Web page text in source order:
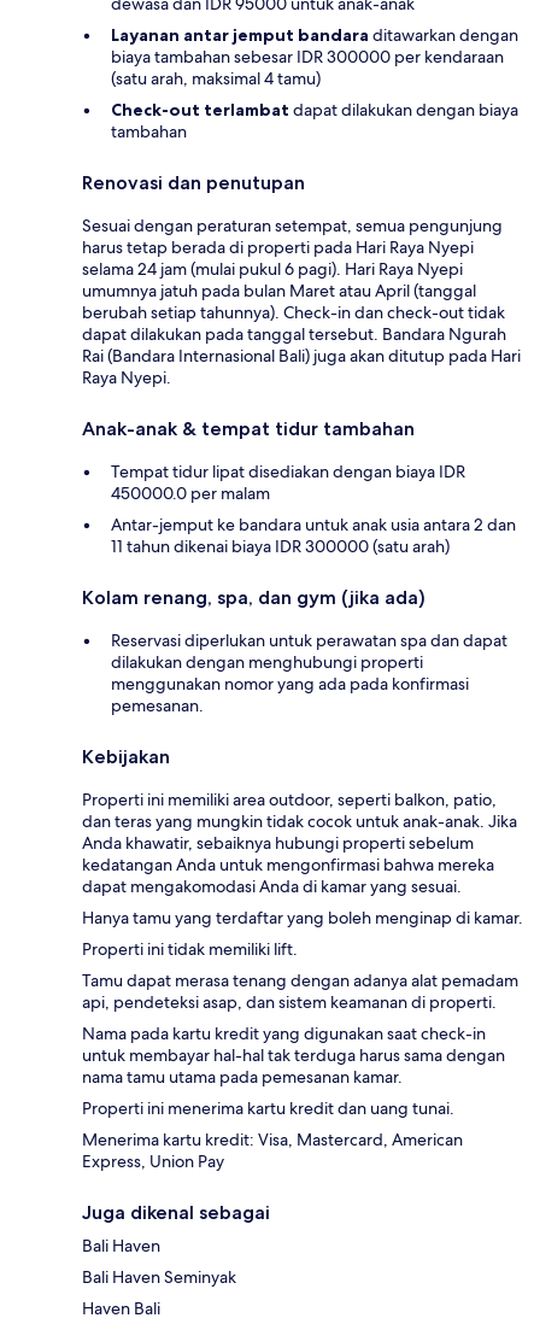
Layanan antar jemput bandara ditawarkan dengan
biaya tambahan sebesar IDR 300000 per kendaraan
(satu arah, maksimal 4 tamu)
Check-out terlambat dapat dilakukan dengan biaya
tambahan
Renovasi dan penutupan
Sesuai dengan peraturan setempat, semua pengunjung
harus tetap berada di properti pada Hari Raya Nyepi
selama 24 jam (mulai pukul 6 pagi). Hari Raya Nyepi
umumnya jatuh pada bulan Maret atau April (tanggal
berubah setiap tahunnya). Check-in dan check-out tidak
dapat dilakukan pada tanggal tersebut. Bandara Ngurah
Rai (Bandara Internasional Bali) juga akan ditutup pada Hari
Raya Nyepi.
Anak-anak & tempat tidur tambahan
Tempat tidur lipat disediakan dengan biaya IDR
450000.0 per malam
Antar-jemput ke bandara untuk anak usia antara 2 dan
11 tahun dikenai biaya IDR 300000 (satu arah)
Kolam renang, spa, dan gym (jika ada)
Reservasi diperlukan untuk perawatan spa dan dapat
dilakukan dengan menghubungi properti
menggunakan nomor yang ada pada konfirmasi
pemesanan.
Kebijakan
Properti ini memiliki area outdoor, seperti balkon, patio,
dan teras yang mungkin tidak cocok untuk anak-anak. Jika
Anda khawatir, sebaiknya hubungi properti sebelum
kedatangan Anda untuk mengonfirmasi bahwa mereka
dapat mengakomodasi Anda di kamar yang sesuai.
Hanya tamu yang terdaftar yang boleh menginap di kamar.
Properti ini tidak memiliki lift.
Tamu dapat merasa tenang dengan adanya alat pemadam
api, pendeteksi asap, dan sistem keamanan di properti.
Nama pada kartu kredit yang digunakan saat check-in
untuk membayar hal-hal tak terduga harus sama dengan
nama tamu utama pada pemesanan kamar.
Properti ini menerima kartu kredit dan uang tunai.
Menerima kartu kredit: Visa, Mastercard, American
Express, Union Pay
Juga dikenal sebagai
Bali Haven
Bali Haven Seminyak
Haven Bali